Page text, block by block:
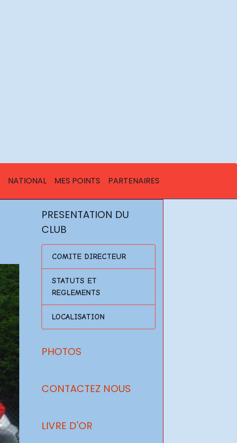
NATIONAL MES POINTS PARTENAIRES
PRESENTATION DU
CLUB
COMITE DIRECTEUR
STATUTS ET
REGLEMENTS
LOCALISATION
PHOTOS
CONTACTEZ NOUS
LIVRE D'OR